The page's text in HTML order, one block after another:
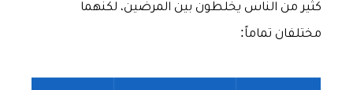
كثير من الناس يخلطون بين المرضين، لكنهما
مختلفان تماماً: